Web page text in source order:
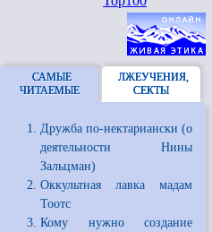
САМЫЕ
ЧИТАЕМЫЕ
ЛЖЕУЧЕНИЯ,
СЕКТЫ
Дружба по-нектариански (о
деятельности Нины
Зальцман)
Оккультная лавка мадам
Тоотс
Кому нужно создание